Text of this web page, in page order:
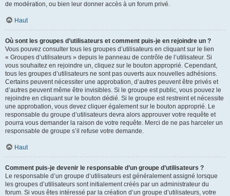
de modération, ou bien leur donner accès à un forum privé.
Haut
Où sont les groupes d’utilisateurs et comment puis-je en rejoindre un ?
Vous pouvez consulter tous les groupes d’utilisateurs en cliquant sur le lien
« Groupes d’utilisateurs » depuis le panneau de contrôle de l’utilisateur. Si
vous souhaitez en rejoindre un, cliquez sur le bouton approprié. Cependant,
tous les groupes d’utilisateurs ne sont pas ouverts aux nouvelles adhésions.
Certains peuvent nécessiter une approbation, d’autres peuvent être privés et
d’autres peuvent même être invisibles. Si le groupe est public, vous pouvez le
rejoindre en cliquant sur le bouton dédié. Si le groupe est restreint et nécessite
une approbation, vous devez cliquer également sur le bouton approprié. Le
responsable du groupe d’utilisateurs devra alors approuver votre requête et
pourra vous demander la raison de votre requête. Merci de ne pas harceler un
responsable de groupe s’il refuse votre demande.
Haut
Comment puis-je devenir le responsable d’un groupe d’utilisateurs ?
Le responsable d’un groupe d’utilisateurs est généralement assigné lorsque
les groupes d’utilisateurs sont initialement créés par un administrateur du
forum. Si vous êtes intéressé par la création d’un groupe d’utilisateurs, votre